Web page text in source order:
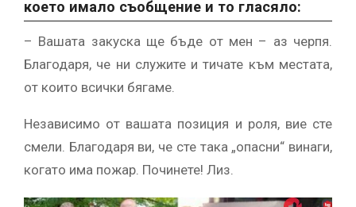
което имало съобщение и то гласяло:
– Вашата закуска ще бъде от мен – аз черпя.
Благодаря, че ни служите и тичате към местата,
от които всички бягаме.
Независимо от вашата позиция и роля, вие сте
смели. Благодаря ви, че сте така „опасни“ винаги,
когато има пожар. Починете! Лиз.